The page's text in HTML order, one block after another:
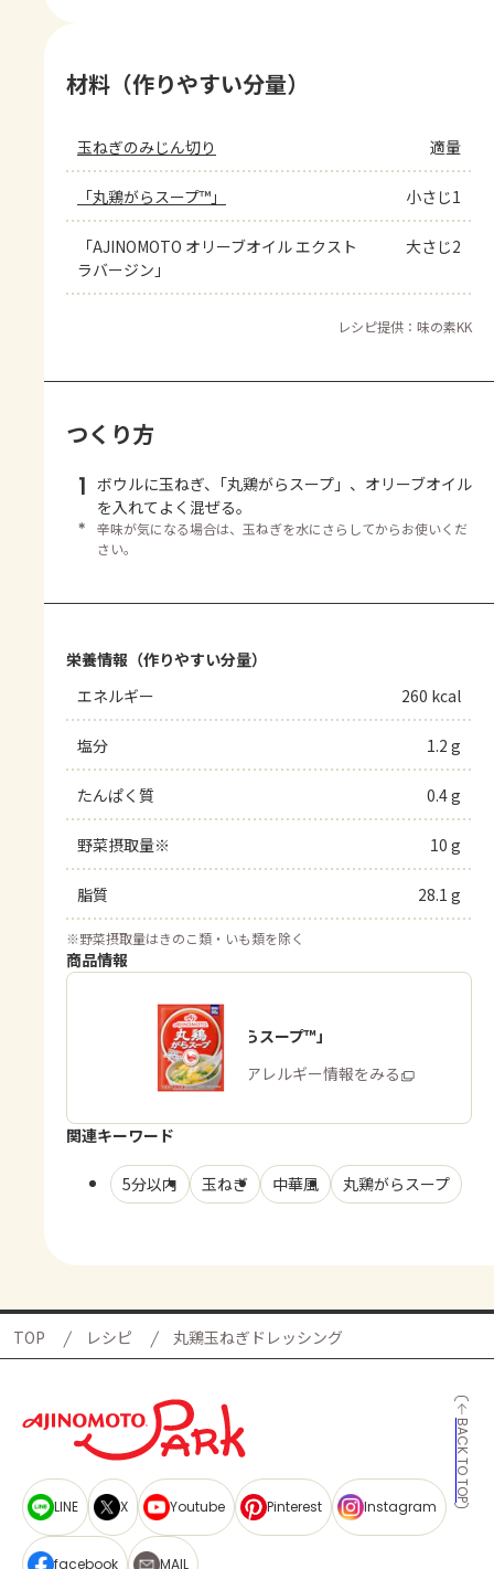
材料（作りやすい分量）
玉ねぎのみじん切り 適量
「丸鶏がらスープ™」 小さじ1
「AJINOMOTO オリーブオイル エクスト
ラバージン」
大さじ2
レシピ提供：味の素KK
つくり方
1 ボウルに玉ねぎ、｢丸鶏がらスープ」、オリーブオイル
を入れてよく混ぜる。
＊
辛味が気になる場合は、玉ねぎを水にさらしてからお使いくだ
さい。
栄養情報（作りやすい分量）
エネルギー
260 kcal
塩分 1.2 g
たんぱく質 0.4 g
野菜摂取量※ 10 g
脂質 28.1 g
※野菜摂取量はきのこ類・いも類を除く
商品情報
「丸鶏がらスープ™」
商品・アレルギー情報をみる
関連キーワード
5分以内 玉ねぎ 中華風 丸鶏がらスープ
TOP レシピ 丸鶏玉ねぎドレッシング
BACK TO TOP
LINE X Youtube Pinterest Instagram
facebook MAIL